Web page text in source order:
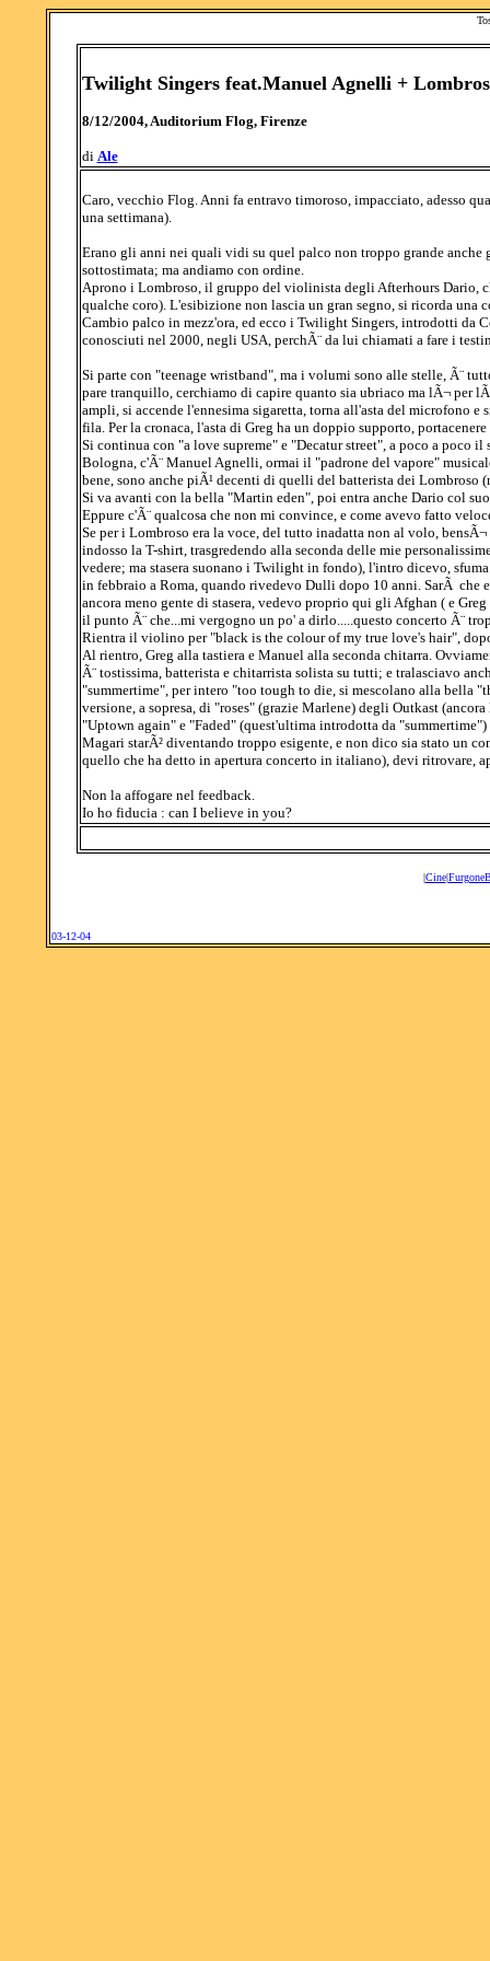
Twilight Singers feat.Manuel Agnelli +
8/12/2004, Auditorium Flog, Firenze
di Ale
Caro, vecchio Flog. Anni fa entravo timoroso, impacciato, adesso
una settimana).
Erano gli anni nei quali vidi su quel palco non troppo grande anche
sottostimata; ma andiamo con ordine.
Aprono i Lombroso, il gruppo del violinista degli Afterhours Dario,
qualche coro). L'esibizione non lascia un gran segno, si ricorda
Cambio palco in mezz'ora, ed ecco i Twilight Singers, introdotti da
conosciuti nel 2000, negli USA, perchÃ¨ da lui chiamati a fare i
Si parte con "teenage wristband", ma i volumi sono alle stelle, Ã¨
pare tranquillo, cerchiamo di capire quanto sia ubriaco ma lÃ¬ per
ampli, si accende l'ennesima sigaretta, torna all'asta del microfono e
fila. Per la cronaca, l'asta di Greg ha un doppio supporto,
Si continua con "a love supreme" e "Decatur street", a poco a poco
Bologna, c'Ã¨ Manuel Agnelli, ormai il "padrone del vapore"
bene, sono anche piÃ¹ decenti di quelli del batterista dei Lombroso
Si va avanti con la bella "Martin eden", poi entra anche Dario col
Eppure c'Ã¨ qualcosa che non mi convince, e come avevo fatto
Se per i Lombroso era la voce, del tutto inadatta non al volo,
indosso la T-shirt, trasgredendo alla seconda delle mie
vedere; ma stasera suonano i Twilight in fondo), l'intro dicevo,
in febbraio a Roma, quando rivedevo Dulli dopo 10 anni. SarÃ che
ancora meno gente di stasera, vedevo proprio qui gli Afghan ( e
il punto Ã¨ che...mi vergogno un po' a dirlo.....questo concerto Ã¨
Rientra il violino per "black is the colour of my true love's hair",
Al rientro, Greg alla tastiera e Manuel alla seconda chitarra.
Ã¨ tostissima, batterista e chitarrista solista su tutti; e tralasciavo
"summertime", per intero "too tough to die, si mescolano alla bella
versione, a sopresa, di "roses" (grazie Marlene) degli Outkast
"Uptown again" e "Faded" (quest'ultima introdotta da
Magari starÃ² diventando troppo esigente, e non dico sia stato un
quello che ha detto in apertura concerto in italiano), devi ritrovare,
Non la affogare nel feedback.
Io ho fiducia : can I believe in you?
|Cine|
03-12-04